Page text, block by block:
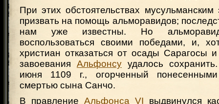
При этих обстоятельствах
призвать на помощь альморавидов;
нам уже известны. Но
воспользоваться своими победами, и,
христиан отказаться от осады Сарагосы
завоевания Альфонсу удалось
июня 1109 г., огорченный
смертью сына Санчо.
В правление Альфонса VI выдвинулся